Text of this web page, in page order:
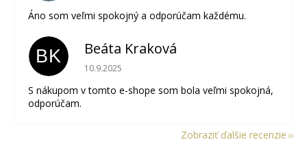
Áno som veľmi spokojný a odporúčam každému.
BK Beáta Kraková
Hodnotenie obchodu je 5 z 5 hviezdičiek.
10.9.2025
S nákupom v tomto e-shope som bola veľmi spokojná,
odporúčam.
Zobraziť ďalšie recenzie